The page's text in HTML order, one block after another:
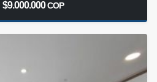
$9.000.000COP